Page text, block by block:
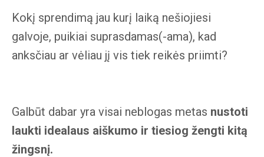
Kokį sprendimą jau kurį laiką nešiojiesi
galvoje, puikiai suprasdamas(-ama), kad
anksčiau ar vėliau jį vis tiek reikės priimti?
Galbūt dabar yra visai neblogas metas nustoti
laukti idealaus aiškumo ir tiesiog žengti kitą
žingsnį.